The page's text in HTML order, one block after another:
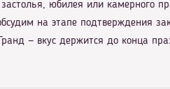
юбилея или камерного
на этапе подтверждения
— вкус держится до конца